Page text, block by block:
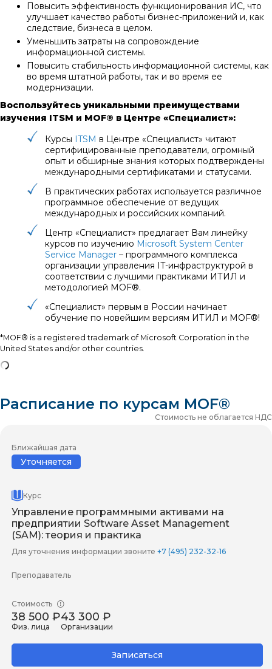
Повысить эффективность функционирования ИС, что
улучшает качество работы бизнес-приложений и, как
следствие, бизнеса в целом.
Уменьшить затраты на сопровождение
информационной системы.
Повысить стабильность информационной системы, как
во время штатной работы, так и во время ее
модернизации.
Воспользуйтесь уникальными преимуществами
изучения ITSM и MOF® в Центре «Специалист»:
Курсы ITSM в Центре «Специалист» читают
сертифицированные преподаватели, огромный
опыт и обширные знания которых подтверждены
международными сертификатами и статусами.
В практических работах используется различное
программное обеспечение от ведущих
международных и российских компаний.
Центр «Специалист» предлагает Вам линейку
курсов по изучению Microsoft System Center
Service Manager – программного комплекса
организации управления IT-инфраструктурой в
соответствии с лучшими практиками ИТИЛ и
методологией MOF®.
«Специалист» первым в России начинает
обучение по новейшим версиям ИТИЛ и MOF®!
*MOF® is a registered trademark of Microsoft Corporation in the
United States and/or other countries.
Расписание по курсам MOF®
Стоимость не облагается НДС
Ближайшая дата
Уточняется
Курс
Управление программными активами на
предприятии Software Asset Management
(SAM): теория и практика
Для уточнения информации звоните +7 (495) 232-32-16
Преподаватель
Стоимость
38 500 ₽
Физ. лица
43 300 ₽
Организации
Записаться